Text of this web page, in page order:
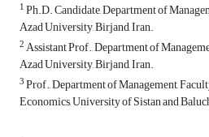
1Ph.D. Candidate, Department of
Azad University, Birjand, Iran.
2Assistant Prof., Department of
Azad University, Birjand, Iran.
3Prof., Department of Management,
Economics, University of Sistan and